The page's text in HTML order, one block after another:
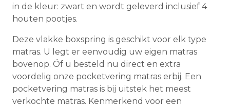
in de kleur: zwart en wordt geleverd inclusief 4
houten pootjes.
Deze vlakke boxspring is geschikt voor elk type
matras. U legt er eenvoudig uw eigen matras
bovenop. Óf u besteld nu direct en extra
voordelig onze pocketvering matras erbij. Een
pocketvering matras is bij uitstek het meest
verkochte matras. Kenmerkend voor een